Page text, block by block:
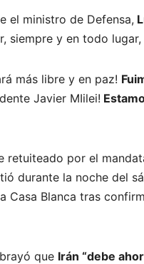
el ministro de Defensa,
siempre y en todo
más libre y en paz!
Javier MIilei!
retuiteado por el
durante la noche del
Casa Blanca tras
que Irán “debe